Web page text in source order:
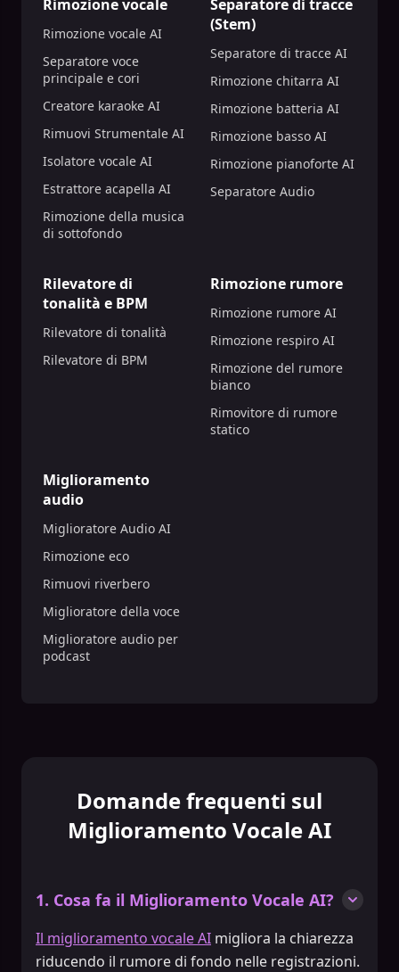
Rimozione vocale
Rimozione vocale AI
Separatore voce
principale e cori
Creatore karaoke AI
Rimuovi Strumentale AI
Isolatore vocale AI
Estrattore acapella AI
Rimozione della musica
di sottofondo
Separatore di tracce
(Stem)
Separatore di tracce AI
Rimozione chitarra AI
Rimozione batteria AI
Rimozione basso AI
Rimozione pianoforte AI
Separatore Audio
Rilevatore di
tonalità e BPM
Rilevatore di tonalità
Rilevatore di BPM
Rimozione rumore
Rimozione rumore AI
Rimozione respiro AI
Rimozione del rumore
bianco
Rimovitore di rumore
statico
Miglioramento
audio
Miglioratore Audio AI
Rimozione eco
Rimuovi riverbero
Miglioratore della voce
Miglioratore audio per
podcast
Domande frequenti sul
Miglioramento Vocale AI
1. Cosa fa il Miglioramento Vocale AI?
Il miglioramento vocale AI migliora la chiarezza
riducendo il rumore di fondo nelle registrazioni.